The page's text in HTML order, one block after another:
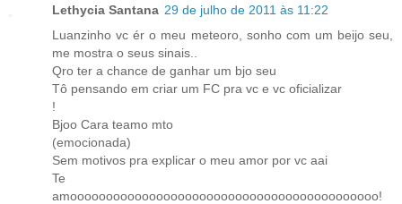
Lethycia Santana 29 de julho de 2011 às 11:22
Luanzinho vc ér o meu meteoro, sonho com um beijo seu,
me mostra o seus sinais..
Qro ter a chance de ganhar um bjo seu
Tô pensando em criar um FC pra vc e vc oficializar
!
Bjoo Cara teamo mto
(emocionada)
Sem motivos pra explicar o meu amor por vc aai
Te
amooooooooooooooooooooooooooooooooooooooooooo!